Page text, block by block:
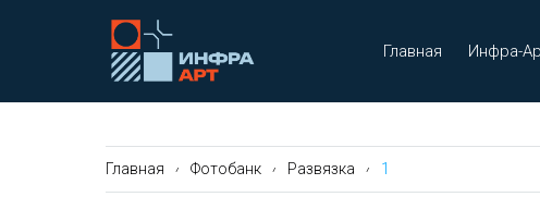
Главная Инфра-
Главная Фотобанк Развязка 1